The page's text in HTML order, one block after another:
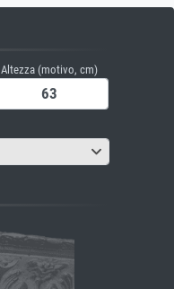
Altezza (motivo, cm)